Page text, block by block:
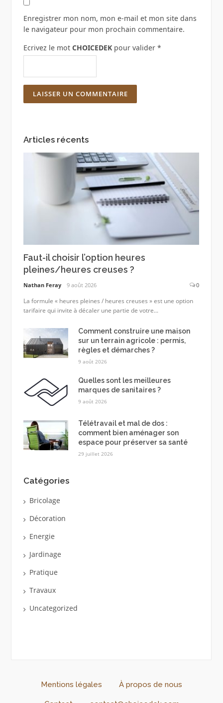
Enregistrer mon nom, mon e-mail et mon site dans
le navigateur pour mon prochain commentaire.
Ecrivez le mot CHOICEDEKpour valider *
Articles récents
Faut-il choisir l’option heures
pleines/heures creuses ?
Nathan Feray 9 août 2026 0
La formule « heures pleines / heures creuses » est une option
tarifaire qui invite à décaler une partie de votre...
Comment construire une maison
sur un terrain agricole : permis,
règles et démarches ?
9 août 2026
Quelles sont les meilleures
marques de sanitaires ?
9 août 2026
Télétravail et mal de dos :
comment bien aménager son
espace pour préserver sa santé
29 juillet 2026
Catégories
Bricolage
Décoration
Energie
Jardinage
Pratique
Travaux
Uncategorized
Mentions légales À propos de nous